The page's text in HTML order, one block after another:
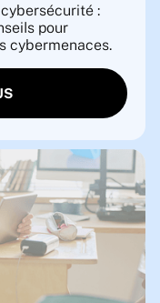
:
pour
cybermenaces.